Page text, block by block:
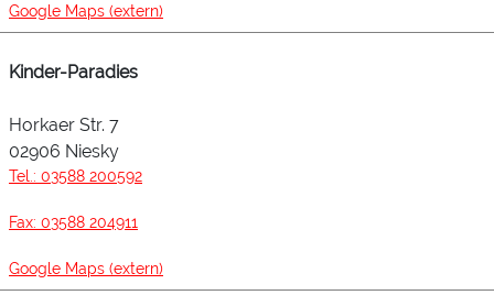
Google Maps (extern)
Kinder-Paradies
Horkaer Str. 7
02906 Niesky
Tel.: 03588 200592
Fax: 03588 204911
Google Maps (extern)